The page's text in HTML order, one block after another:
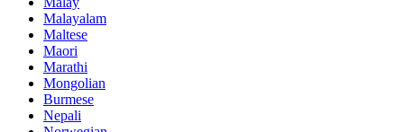
Malayalam
Maltese
Maori
Marathi
Mongolian
Burmese
Nepali